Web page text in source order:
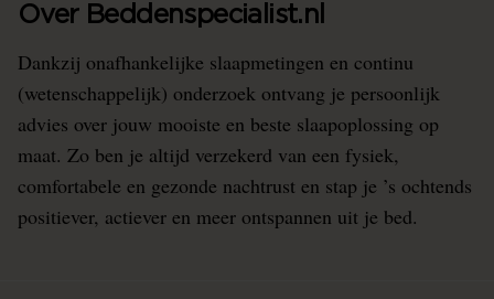
Over Beddenspecialist.nl
Dankzij onafhankelijke slaapmetingen en continu
(wetenschappelijk) onderzoek ontvang je persoonlijk
advies over jouw mooiste en beste slaapoplossing op
maat. Zo ben je altijd verzekerd van een fysiek,
comfortabele en gezonde nachtrust en stap je ’s ochtends
positiever, actiever en meer ontspannen uit je bed.